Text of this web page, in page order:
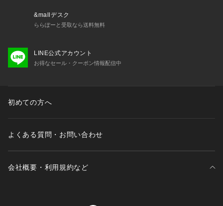
&mallデスク
ららぽーと受取なら送料無料
LINE公式アカウント
お得なセール・クーポン情報配信中
初めての方へ
よくある質問・お問い合わせ
会社概要・利用規約など